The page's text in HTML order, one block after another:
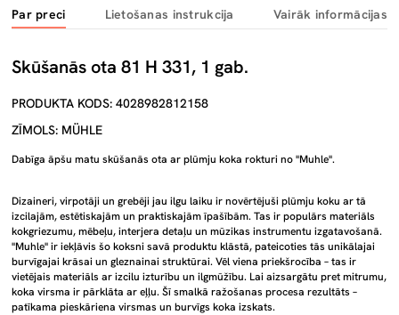
Par preci Lietošanas instrukcija Vairāk informācijas
Skūšanās ota 81 H 331, 1 gab.
PRODUKTA KODS: 4028982812158
ZĪMOLS: MÜHLE
Dabīga āpšu matu skūšanās ota ar plūmju koka rokturi no "Muhle".
Dizaineri, virpotāji un grebēji jau ilgu laiku ir novērtējuši plūmju koku ar tā
izcilajām, estētiskajām un praktiskajām īpašībām. Tas ir populārs materiāls
kokgriezumu, mēbeļu, interjera detaļu un mūzikas instrumentu izgatavošanā.
"Muhle" ir iekļāvis šo koksni savā produktu klāstā, pateicoties tās unikālajai
burvīgajai krāsai un gleznainai struktūrai. Vēl viena priekšrocība – tas ir
vietējais materiāls ar izcilu izturību un ilgmūžību. Lai aizsargātu pret mitrumu,
koka virsma ir pārklāta ar eļļu. Šī smalkā ražošanas procesa rezultāts –
patīkama pieskāriena virsmas un burvīgs koka izskats.